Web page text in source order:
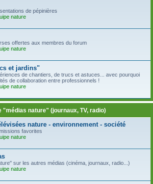
de pépinières
nature
offertes aux membres du forum
nature
et jardins"
de chantiers, de trucs et astuces... avec pourquoi
de collaboration entre professionnels !
nature
"médias nature" (journaux, TV, radio)
nature - environnement - société
favorites
nature
sur les autres médias (cinéma, journaux, radio...)
nature